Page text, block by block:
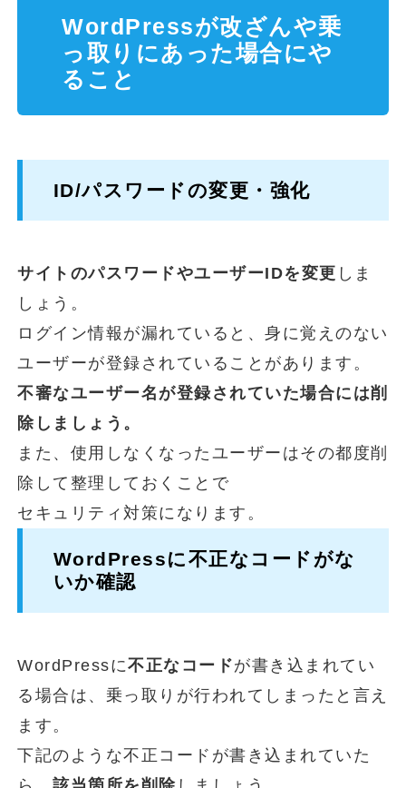
WordPressが改ざんや乗
っ取りにあった場合にや
ること
ID/パスワードの変更・強化
サイトのパスワードやユーザーIDを変更 しま
しょう。
ログイン情報が漏れていると、身に覚えのない
ユーザーが登録されていることがあります。
不審なユーザー名が登録されていた場合には削
除しましょう。
また、使用しなくなったユーザーはその都度削
除して整理しておくことで
セキュリティ対策になります。
WordPressに不正なコードがな
いか確認
WordPressに不正なコードが書き込まれてい
る場合は、乗っ取りが行われてしまったと言え
ます。
下記のような不正コードが書き込まれていた